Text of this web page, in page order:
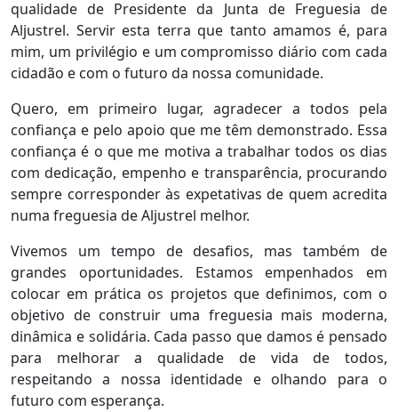
qualidade de Presidente da Junta de Freguesia de
Aljustrel. Servir esta terra que tanto amamos é, para
mim, um privilégio e um compromisso diário com cada
cidadão e com o futuro da nossa comunidade.
Quero, em primeiro lugar, agradecer a todos pela
confiança e pelo apoio que me têm demonstrado. Essa
confiança é o que me motiva a trabalhar todos os dias
com dedicação, empenho e transparência, procurando
sempre corresponder às expetativas de quem acredita
numa freguesia de Aljustrel melhor.
Vivemos um tempo de desafios, mas também de
grandes oportunidades. Estamos empenhados em
colocar em prática os projetos que definimos, com o
objetivo de construir uma freguesia mais moderna,
dinâmica e solidária. Cada passo que damos é pensado
para melhorar a qualidade de vida de todos,
respeitando a nossa identidade e olhando para o
futuro com esperança.